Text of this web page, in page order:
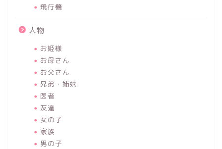
飛行機
人物
お姫様
お母さん
お父さん
兄弟・姉妹
医者
友達
女の子
家族
男の子